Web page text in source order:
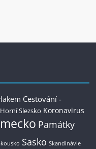
Cestování -
Horní Slezsko Koronavirus
Památky
Sasko Skandinávie